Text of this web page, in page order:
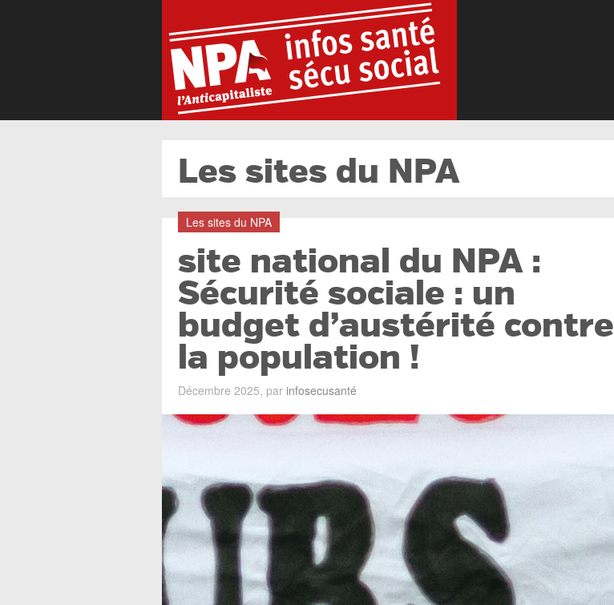
Les sites du NPA
Les sites du NPA
site national du NPA :
Sécurité sociale : un
budget d’austérité contre
la population !
Décembre 2025, par infosecusanté